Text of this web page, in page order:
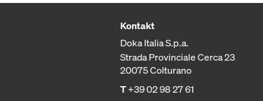
Kontakt
Doka Italia S.p.a.
Strada Provinciale Cerca 23
20075 Colturano
T+39 02 98 27 61